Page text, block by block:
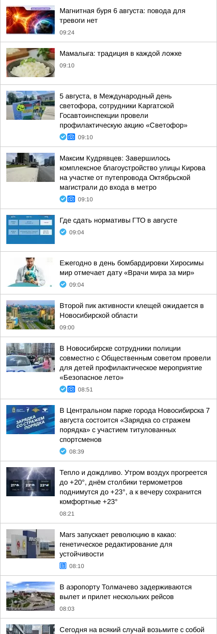
Магнитная буря 6 августа: повода для
тревоги нет
09:24
Мамалыга: традиция в каждой ложке
09:10
5 августа, в Международный день
светофора, сотрудники Каргатской
Госавтоинспекции провели
профилактическую акцию «Светофор»
09:10
Максим Кудрявцев: Завершилось
комплексное благоустройство улицы Кирова
на участке от путепровода Октябрьской
магистрали до входа в метро
09:10
Где сдать нормативы ГТО в августе
09:04
Ежегодно в день бомбардировки Хиросимы
мир отмечает дату «Врачи мира за мир»
09:04
Второй пик активности клещей ожидается в
Новосибирской области
09:00
В Новосибирске сотрудники полиции
совместно с Общественным советом провели
для детей профилактическое мероприятие
«Безопасное лето»
08:51
В Центральном парке города Новосибирска 7
августа состоится «Зарядка со стражем
порядка» с участием титулованных
спортсменов
08:39
Тепло и дождливо. Утром воздух прогреется
до +20°, днём столбики термометров
поднимутся до +23°, а к вечеру сохранится
комфортные +23°
08:21
Mars запускает революцию в какао:
генетическое редактирование для
устойчивости
08:10
В аэропорту Толмачево задерживаются
вылет и прилет нескольких рейсов
08:03
Сегодня на всякий случай возьмите с собой